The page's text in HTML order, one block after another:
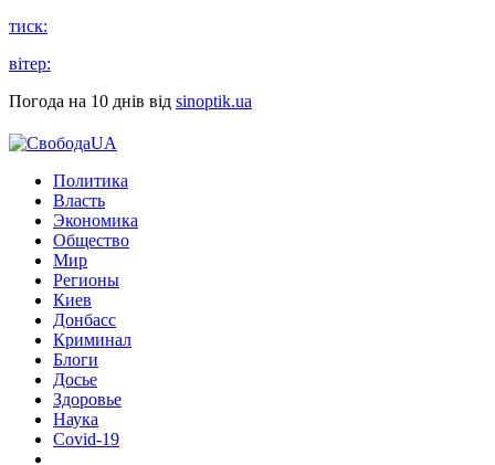
тиск:
вітер:
Погода на 10 днів від sinoptik.ua
Политика
Власть
Экономика
Общество
Мир
Регионы
Киев
Донбасс
Криминал
Блоги
Досье
Здоровье
Наука
Covid-19